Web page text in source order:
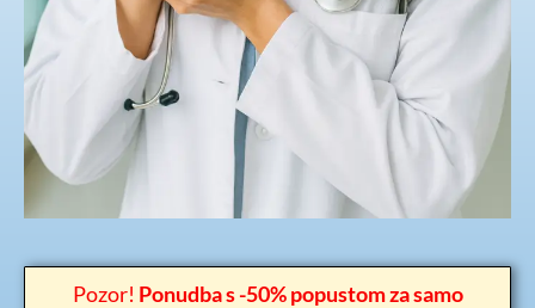
Pozor! Ponudba s -50% popustom za samo